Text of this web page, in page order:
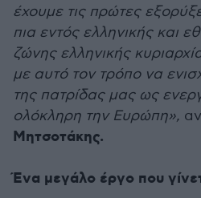
έχουμε τις πρώτες
πια εντός ελληνικής και
ζώνης ελληνικής
με αυτό τον τρόπο να
της πατρίδας μας ως
ολόκληρη την Ευρώπη»,
Μητσοτάκης.
Ένα μεγάλο έργο που